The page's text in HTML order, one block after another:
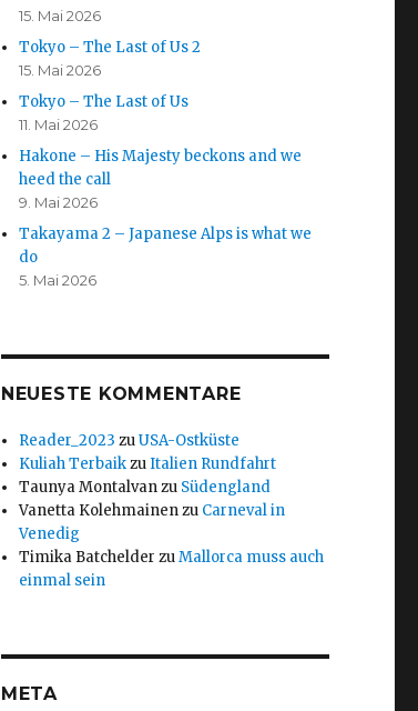
15. Mai 2026
Tokyo – The Last of Us 2
15. Mai 2026
Tokyo – The Last of Us
11. Mai 2026
Hakone – His Majesty beckons and we
heed the call
9. Mai 2026
Takayama 2 – Japanese Alps is what we
do
5. Mai 2026
NEUESTE KOMMENTARE
Reader_2023 zuUSA-Ostküste
Kuliah TerbaikzuItalien Rundfahrt
Taunya Montalvanzu Südengland
Vanetta Kolehmainenzu Carneval in
Venedig
Timika Batchelder zuMallorca muss auch
einmal sein
META